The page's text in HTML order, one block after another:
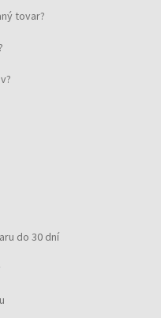
tovar?
do 30 dní